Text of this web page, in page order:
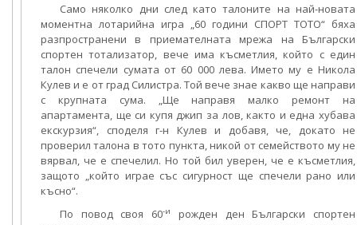
Само няколко дни след като талоните на най-новата
моментна лотарийна игра „60 години СПОРТ ТОТО“ бяха
разпространени в приемателната мрежа на Български
спортен тотализатор, вече има късметлия, който с един
талон спечели сумата от 60 000 лева. Името му е Никола
Кулев и е от град Силистра. Той вече знае какво ще направи
с крупната сума. „Ще направя малко ремонт на
апартамента, ще си купя джип за лов, както и една хубава
екскурзия“, споделя г-н Кулев и добавя, че, докато не
проверил талона в тото пункта, никой от семейството му не
вярвал, че е спечелил. Но той бил уверен, че е късметлия,
защото „който играе със сигурност ще спечели рано или
късно“.
По повод своя 60-и
рожден ден Български спортен